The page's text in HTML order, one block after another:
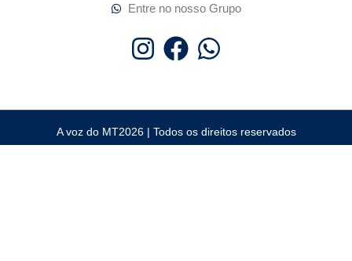
Entre no nosso Grupo
A voz do MT2026 | Todos os direitos reservados